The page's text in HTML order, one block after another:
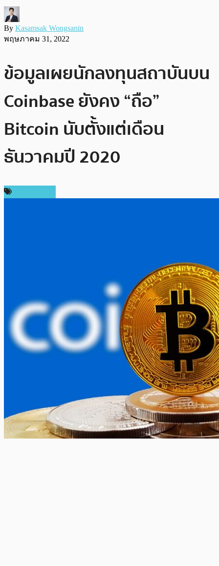
By Kasamsak Wongsanin
พฤษภาคม 31, 2022
ข้อมูลเผยนักลงทุนสถาบันบน
Coinbase ยังคง “ถือ”
Bitcoin นับตั้งแต่เดือน
ธันวาคมปี 2020